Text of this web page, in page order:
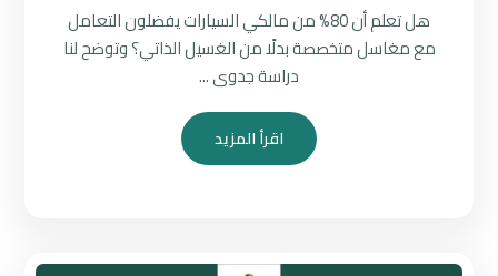
هل تعلم أن 80% من مالكي السيارات يفضلون التعامل
مع مغاسل متخصصة بدلًا من الغسيل الذاتي؟ وتوضح لنا
دراسة جدوى ...
اقرأ المزيد